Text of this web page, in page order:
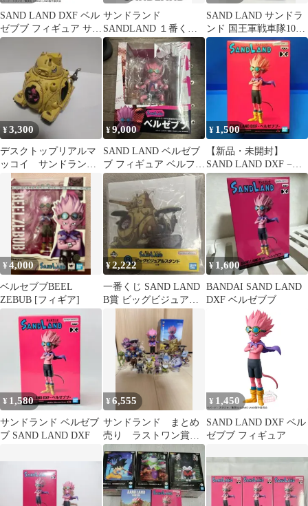
SAND LAND DXF ベル
ゼブブ フィギュア サン
ドランド 映画
サンドランド
SANDLAND １番く
じ 新品未開封
SAND LAND サンドラ
ンド 国王軍戦車隊104
号車 フィギュア
¥3,300
デスクトップリアルマ
ッコイ サンドランド
国王軍戦車隊104号車
¥9,000
SAND LAND ベルゼブ
ブ フィギュア ベルファ
イン
¥ 1,500
【新品・未開封】
SAND LAND DXF −ベ
ルゼブブ−
¥4,000
ベルセブブBEEL
ZEBUB [フィギア]
¥2,222
一番くじ SAND LAND
B賞 ビッグビジュアル
¥ 1,600
BANDAI SAND LAND
DXF ベルゼブブ
¥ 1,580
サンドランド ベルゼブ
ブ SAND LAND DXF
¥6,555
サンドランド まとめ
売り ラストワン賞
ベルゼブブ
¥ 1,450
SAND LAND DXF ベル
ゼブブ フィギュア